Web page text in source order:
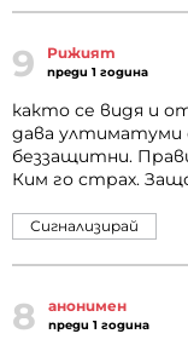
9 Рижият
преди 1 година
както се видя и
дава ултиматуми
беззащитни.
Ким го страх.
Сигнализирай
8 анонимен
преди 1 година